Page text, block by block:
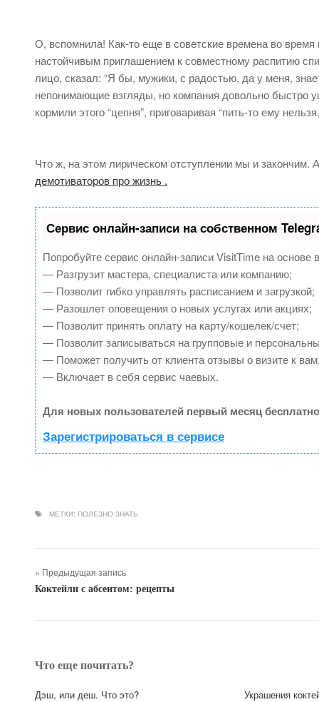
О, вспомнила! Как-то еще в советские времена во
настойчивым приглашением к совместному распитию
лицо, сказал: “Я бы, мужики, с радостью, да у меня,
непонимающие взгляды, но компания довольно быстро
кормили этого “цепня”, приговаривая “пить-то ему
Что ж, на этом лирическом отступлении мы и
демотиваторов про жизнь .
Сервис онлайн-записи на собственном
Попробуйте сервис онлайн-записи VisitTime на основе
— Разгрузит мастера, специалиста или компанию;
— Позволит гибко управлять расписанием и загрузкой;
— Разошлет оповещения о новых услугах или акциях;
— Позволит принять оплату на карту/кошелек/счет;
— Позволит записываться на групповые и
— Поможет получить от клиента отзывы о визите к
— Включает в себя сервис чаевых.
Для новых пользователей первый месяц
Зарегистрироваться в сервисе
МЕТКИ: ПОЛЕЗНО ЗНАТЬ
« Предыдущая запись
Коктейли с абсентом: рецепты
Что еще почитать?
Дэш, или деш. Что это? Украшения